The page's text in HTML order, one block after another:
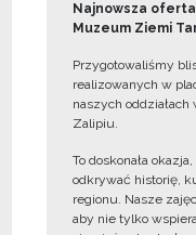
Najnowsza
Muzeum Ziemi
Przygotowaliśmy
realizowanych w
naszych oddziałach
Zalipiu.
To doskonała
odkrywać historię,
regionu. Nasze
aby nie tylko